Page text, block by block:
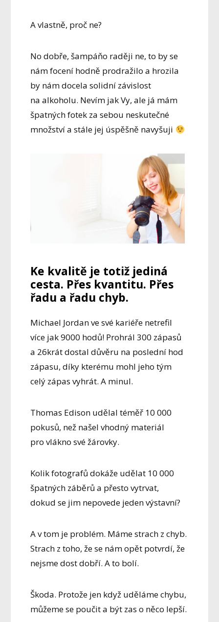
A vlastně, proč ne?
No dobře, šampáňo raději ne, to by se
nám focení hodně prodražilo a hrozila
by nám docela solidní závislost
na alkoholu. Nevím jak Vy, ale já mám
špatných fotek za sebou neskutečné
množství a stále jej úspěšně navyšuji
Ke kvalitě je totiž jediná
cesta. Přes kvantitu. Přes
řadu a řadu chyb.
Michael Jordan ve své kariéře netrefil
více jak 9000 hodů! Prohrál 300 zápasů
a 26krát dostal důvěru na poslední hod
zápasu, díky kterému mohl jeho tým
celý zápas vyhrát. A minul.
Thomas Edison udělal téměř 10 000
pokusů, než našel vhodný materiál
pro vlákno své žárovky.
Kolik fotografů dokáže udělat 10 000
špatných záběrů a přesto vytrvat,
dokud se jim nepovede jeden výstavní?
A v tom je problém. Máme strach z chyb.
Strach z toho, že se nám opět potvrdí, že
nejsme dost dobří. A to bolí.
Škoda. Protože jen když uděláme chybu,
můžeme se poučit a být zas o něco lepší.